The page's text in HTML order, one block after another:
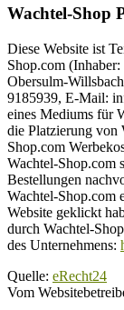
Wachtel-Shop
Diese Website ist
Shop.com
Obersulm-
9185939, E-Mail:
eines Mediums für
die Platzierung von
Shop.com
Wachtel-Shop.com
Bestellungen
Wachtel-Shop.com
Website geklickt
durch Wachtel-
des Unternehmens:
Quelle: eRecht24
Vom